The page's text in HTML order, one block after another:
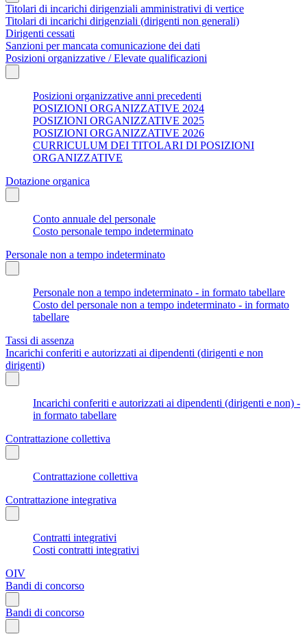
Titolari di incarichi dirigenziali amministrativi di vertice
Titolari di incarichi dirigenziali (dirigenti non generali)
Dirigenti cessati
Sanzioni per mancata comunicazione dei dati
Posizioni organizzative / Elevate qualificazioni
Posizioni organizzative anni precedenti
POSIZIONI ORGANIZZATIVE 2024
POSIZIONI ORGANIZZATIVE 2025
POSIZIONI ORGANIZZATIVE 2026
CURRICULUM DEI TITOLARI DI POSIZIONI
ORGANIZZATIVE
Dotazione organica
Conto annuale del personale
Costo personale tempo indeterminato
Personale non a tempo indeterminato
Personale non a tempo indeterminato - in formato tabellare
Costo del personale non a tempo indeterminato - in formato
tabellare
Tassi di assenza
Incarichi conferiti e autorizzati ai dipendenti (dirigenti e non
dirigenti)
Incarichi conferiti e autorizzati ai dipendenti (dirigenti e non) -
in formato tabellare
Contrattazione collettiva
Contrattazione collettiva
Contrattazione integrativa
Contratti integrativi
Costi contratti integrativi
OIV
Bandi di concorso
Bandi di concorso